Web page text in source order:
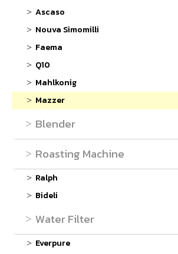
Ascaso
Nouva Simomilli
Faema
Q10
Mahlkonig
Mazzer
Blender
Roasting Machine
Ralph
Bideli
Water Filter
Everpure